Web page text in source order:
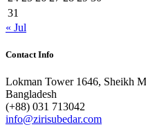
31
« Jul
Contact Info
Lokman Tower 1646, Sheikh
Bangladesh
(+88) 031 713042
info@zirisubedar.com